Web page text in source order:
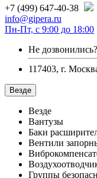
+7 (499) 647-40-38
info@gipera.ru
Пн-Пт, с 9:00 до 18:00
Не дозвонились?
117403, г.
Везде
Везде
Вантузы
Баки
Вентили
Группы